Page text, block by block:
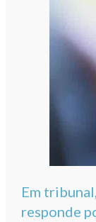
Em
responde